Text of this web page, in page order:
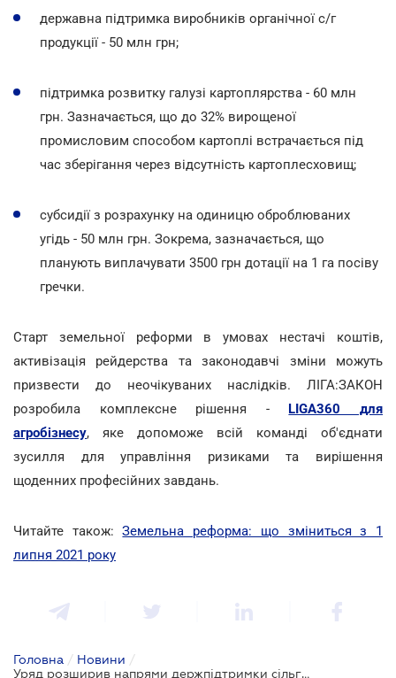
державна підтримка виробників органічної с/г
продукції - 50 млн грн;
підтримка розвитку галузі картоплярства - 60 млн
грн. Зазначається, що до 32% вирощеної
промисловим способом картоплі встрачається під
час зберігання через відсутність картоплесховищ;
субсидії з розрахунку на одиницю оброблюваних
угідь - 50 млн грн. Зокрема, зазначається, що
планують виплачувати 3500 грн дотації на 1 га посіву
гречки.
Старт земельної реформи в умовах нестачі коштів,
активізація рейдерства та законодавчі зміни можуть
призвести до неочікуваних наслідків. ЛІГА:ЗАКОН
розробила комплексне рішення - LIGA360 для
агробізнесу, яке допоможе всій команді об'єднати
зусилля для управління ризиками та вирішення
щоденних професійних завдань.
Читайте також:Земельна реформа: що зміниться з 1
липня 2021 року
Головна / Новини /
Уряд розширив напрями держпідтримки сільгоспвиробників